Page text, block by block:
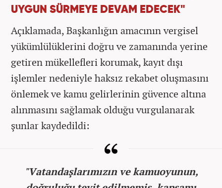
UYGUN SÜRMEYE DEVAM EDECEK"
Açıklamada, Başkanlığın amacının vergisel
yükümlülüklerini doğru ve zamanında yerine
getiren mükellefleri korumak, kayıt dışı
işlemler nedeniyle haksız rekabet oluşmasını
önlemek ve kamu gelirlerinin güvence altına
alınmasını sağlamak olduğu vurgulanarak
şunlar kaydedildi:
"Vatandaşlarımızın ve kamuoyunun,